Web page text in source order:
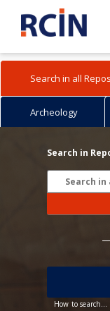
Search in all
Archeology
Search in
How to search...